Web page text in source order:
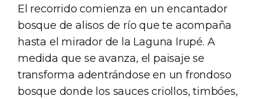
El recorrido comienza en un encantador
bosque de alisos de río que te acompaña
hasta el mirador de la Laguna Irupé. A
medida que se avanza, el paisaje se
transforma adentrándose en un frondoso
bosque donde los sauces criollos, timbóes,